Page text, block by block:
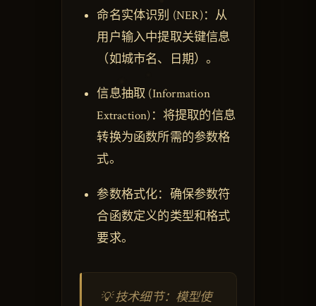
命名实体识别 (NER)：从
用户输入中提取关键信息
（如城市名、日期）。
信息抽取 (Information
Extraction)：将提取的信息
转换为函数所需的参数格
式。
参数格式化：确保参数符
合函数定义的类型和格式
要求。
💡 技术细节：模型使